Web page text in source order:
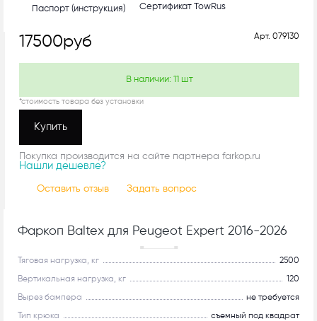
Паспорт (инструкция) Сертификат TowRus
Арт. 079130
17500руб
В наличии: 11 шт
*стоимость товара без установки
Купить
Покупка производится на сайте партнера farkop.ru
Нашли дешевле?
Оставить отзыв Задать вопрос
Фаркоп Baltex для Peugeot Expert 2016-2026
Рекомендуем
Тяговая нагрузка, кг 2500
Вертикальная нагрузка, кг 120
Вырез бампера не требуется
Тип крюка съемный под квадрат